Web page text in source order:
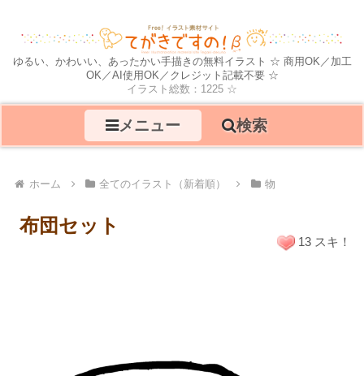
ゆるい、かわいい、あったかい手描きの無料イラスト ☆ 商用OK／加工
OK／AI使用OK／クレジット記載不要 ☆
イラスト総数：1225 ☆
メニュー 検索
ホーム 全てのイラスト（新着順） 物
布団セット
13 スキ！